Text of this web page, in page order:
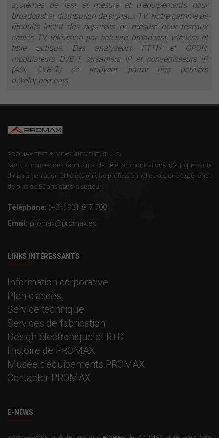
systèmes de test et mesure et d’équipements pour
broadcast et distribution de signaux TV. Notre gamme de
produits inclut des appareils de mesure pour réseaux
câblés TV, télévision par satellite, broadcast, wireless et
fibre optique. Des analyseurs FTTH et GPON,
modulateurs DVB-T, streamers IP et convertisseurs IP
(ASI, DVB-T) se trouvent parmi nos derniers
développements.
PROMAX TEST & MEASUREMENT, SLU ©
Nous sommes des fabricants de télécommunications d'équipements
d'instrumentation et l'électronique professionnelle avec une expérience
de plus de 50 ans dans le secteur.
Téléphone: (+34) 931 847 700
Email: promax@promax.es
LINKS INTÉRESSANTS
Information corporative
Plan d'accès
Service technique
Services de fabrication
Design électronique et R+D
Histoire de PROMAX
Musée d'équipements PROMAX
Contacter PROMAX
E-NEWS